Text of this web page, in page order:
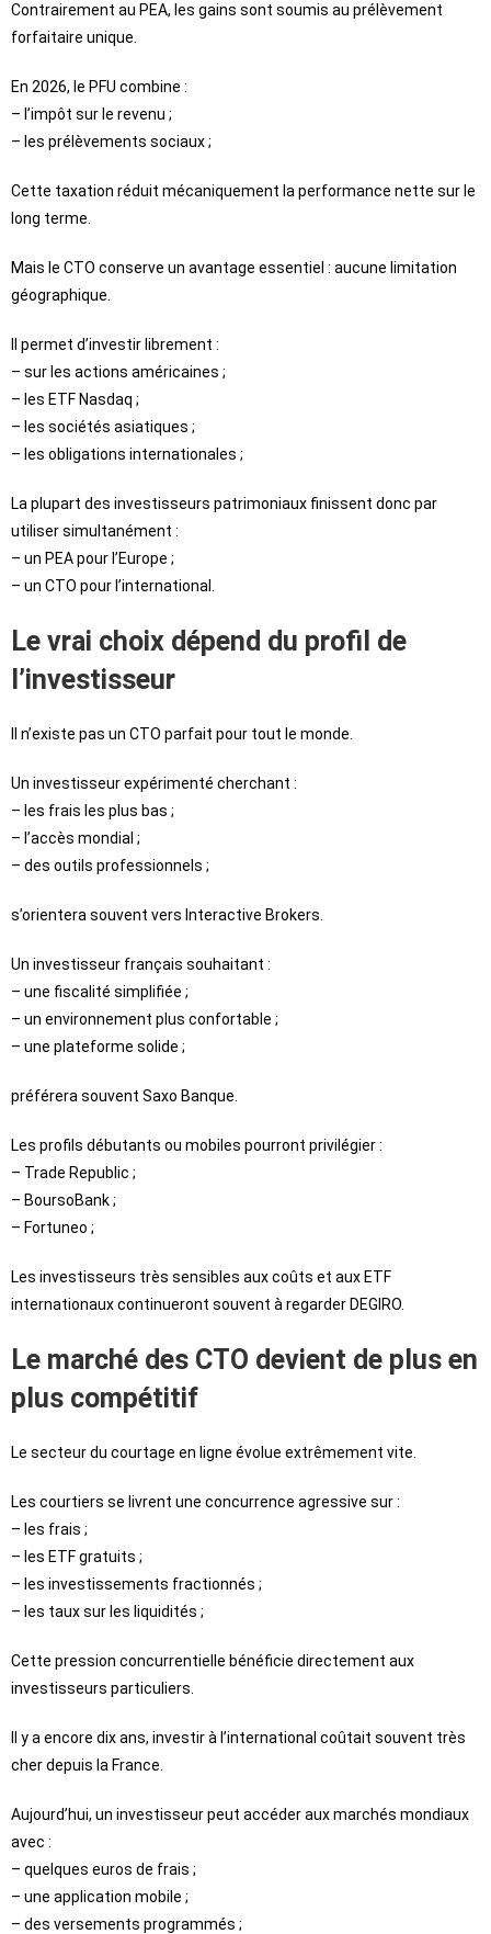
Contrairement au PEA, les gains sont soumis au prélèvement
forfaitaire unique.
En 2026, le PFU combine :
– l’impôt sur le revenu ;
– les prélèvements sociaux ;
Cette taxation réduit mécaniquement la performance nette sur le
long terme.
Mais le CTO conserve un avantage essentiel : aucune limitation
géographique.
Il permet d’investir librement :
– sur les actions américaines ;
– les ETF Nasdaq ;
– les sociétés asiatiques ;
– les obligations internationales ;
La plupart des investisseurs patrimoniaux finissent donc par
utiliser simultanément :
– un PEA pour l’Europe ;
– un CTO pour l’international.
Le vrai choix dépend du profil de
l’investisseur
Il n’existe pas un CTO parfait pour tout le monde.
Un investisseur expérimenté cherchant :
– les frais les plus bas ;
– l’accès mondial ;
– des outils professionnels ;
s’orientera souvent vers Interactive Brokers.
Un investisseur français souhaitant :
– une fiscalité simplifiée ;
– un environnement plus confortable ;
– une plateforme solide ;
préférera souvent Saxo Banque.
Les profils débutants ou mobiles pourront privilégier :
– Trade Republic ;
– BoursoBank ;
– Fortuneo ;
Les investisseurs très sensibles aux coûts et aux ETF
internationaux continueront souvent à regarder DEGIRO.
Le marché des CTO devient de plus en
plus compétitif
Le secteur du courtage en ligne évolue extrêmement vite.
Les courtiers se livrent une concurrence agressive sur :
– les frais ;
– les ETF gratuits ;
– les investissements fractionnés ;
– les taux sur les liquidités ;
Cette pression concurrentielle bénéficie directement aux
investisseurs particuliers.
Il y a encore dix ans, investir à l’international coûtait souvent très
cher depuis la France.
Aujourd’hui, un investisseur peut accéder aux marchés mondiaux
avec :
– quelques euros de frais ;
– une application mobile ;
– des versements programmés ;